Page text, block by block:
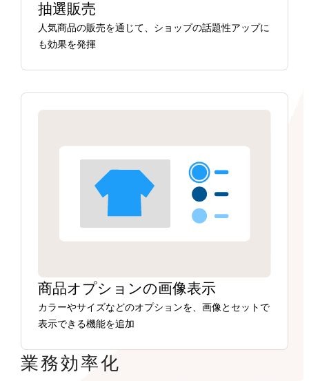
抽選販売
人気商品の販売を通じて、ショップの話題性アップに
も効果を発揮
商品オプションの画像表示
カラーやサイズなどのオプションを、画像とセットで
表示できる機能を追加
業務効率化